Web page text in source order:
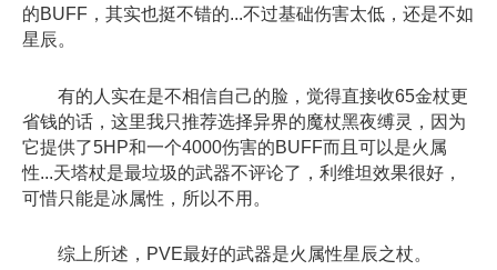
的BUFF，其实也挺不错的...不过基础伤害太低，还是不如
星辰。
有的人实在是不相信自己的脸，觉得直接收65金杖更
省钱的话，这里我只推荐选择异界的魔杖黑夜缚灵，因为
它提供了5HP和一个4000伤害的BUFF而且可以是火属
性...天塔杖是最垃圾的武器不评论了，利维坦效果很好，
可惜只能是冰属性，所以不用。
综上所述，PVE最好的武器是火属性星辰之杖。